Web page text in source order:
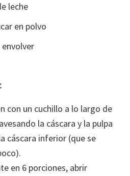
leche
en polvo
envolver
con un cuchillo a lo largo de
la cáscara y la pulpa
cáscara inferior (que se
en 6 porciones, abrir